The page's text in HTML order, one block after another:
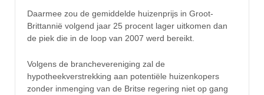
Daarmee zou de gemiddelde huizenprijs in Groot-
Brittannië volgend jaar 25 procent lager uitkomen dan
de piek die in de loop van 2007 werd bereikt.
Volgens de branchevereniging zal de
hypotheekverstrekking aan potentiële huizenkopers
zonder inmenging van de Britse regering niet op gang